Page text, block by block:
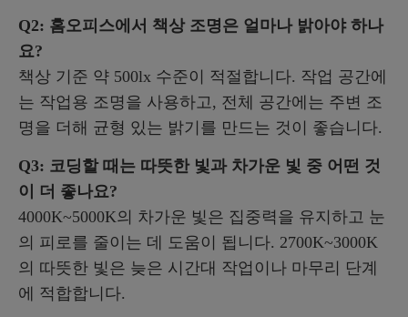
Q2: 홈오피스에서 책상 조명은 얼마나 밝아야 하나
요?
책상 기준 약 500lx 수준이 적절합니다. 작업 공간에
는 작업용 조명을 사용하고, 전체 공간에는 주변 조
명을 더해 균형 있는 밝기를 만드는 것이 좋습니다.
Q3: 코딩할 때는 따뜻한 빛과 차가운 빛 중 어떤 것
이 더 좋나요?
4000K~5000K의 차가운 빛은 집중력을 유지하고 눈
의 피로를 줄이는 데 도움이 됩니다. 2700K~3000K
의 따뜻한 빛은 늦은 시간대 작업이나 마무리 단계
에 적합합니다.